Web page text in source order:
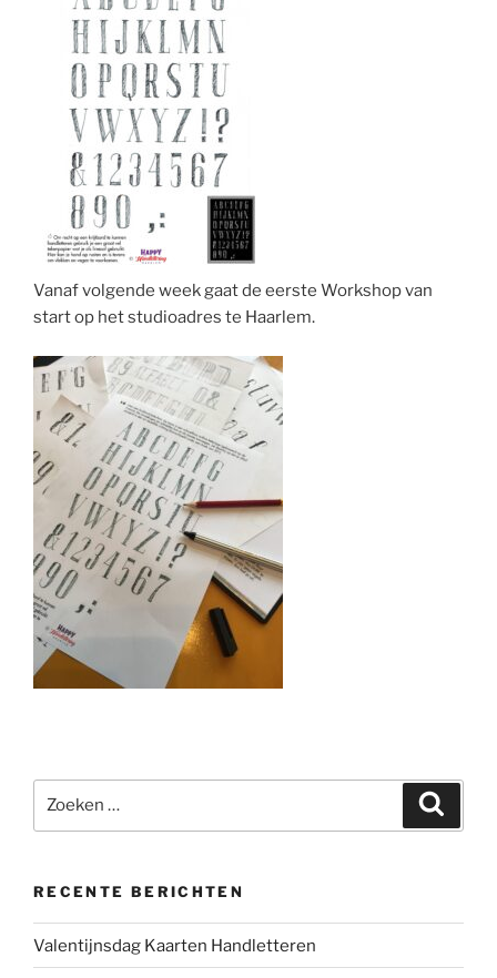
Vanaf volgende week gaat de eerste Workshop van
start op het studioadres te Haarlem.
naar:
RECENTE BERICHTEN
Valentijnsdag Kaarten Handletteren